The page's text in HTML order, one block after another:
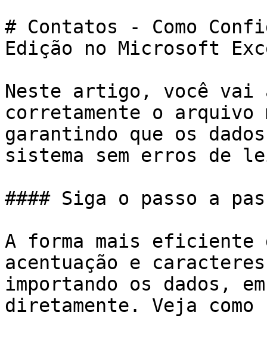
# Contatos - Como
Edição no Microsoft
Neste artigo, você vai
corretamente o
garantindo que os
sistema sem erros de
#### Siga o passo a
A forma mais eficiente
acentuação e
importando os dados,
diretamente. Veja